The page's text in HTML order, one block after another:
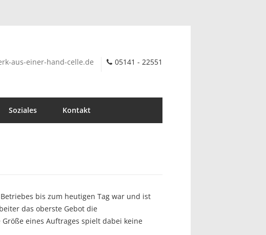
aus-einer-hand-celle.de 05141 - 22551
Soziales Kontakt
bis zum heutigen Tag war und ist
das oberste Gebot die
eines Auftrages spielt dabei keine